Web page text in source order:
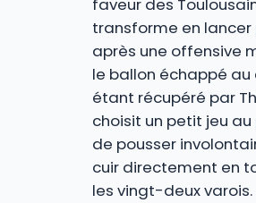
faveur des
transforme en lancer
après une offensive
le ballon échappé
étant récupéré par
choisit un petit jeu
de pousser
cuir directement en
les vingt-deux varois.